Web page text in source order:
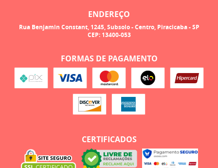
ENDEREÇO
Rua Benjamin Constant, 1245, Subsolo-Centro, Piracicaba-SP
CEP: 13400-053
FORMAS DE PAGAMENTO
CERTIFICADOS